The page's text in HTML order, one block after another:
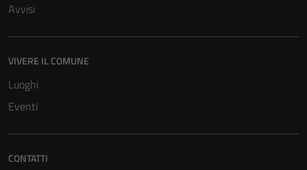
Avvisi
VIVERE IL COMUNE
Luoghi
Eventi
CONTATTI
funzionamento